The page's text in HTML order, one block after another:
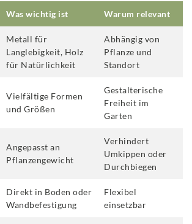
Was wichtig ist Warum relevant
Metall für
Langlebigkeit, Holz
für Natürlichkeit
Abhängig von
Pflanze und
Standort
Vielfältige Formen
und Größen
Gestalterische
Freiheit im
Garten
Angepasst an
Pflanzengewicht
Verhindert
Umkippen oder
Durchbiegen
Direkt in Boden oder
Wandbefestigung
Flexibel
einsetzbar